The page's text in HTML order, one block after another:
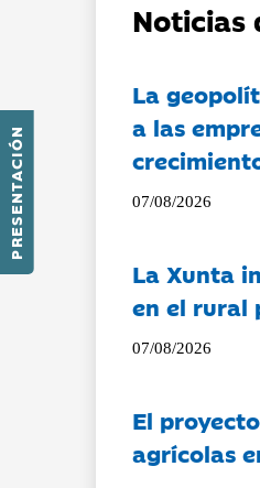
PRESENTACIÓN
Noticias
La
a las
07/08/2026
La Xunta
en el rural
07/08/2026
El
agrícolas